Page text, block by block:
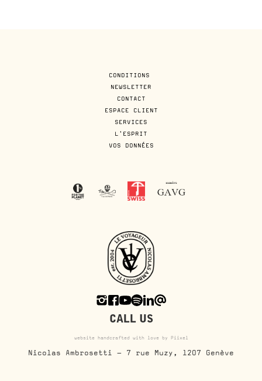
CONDITIONS
NEWSLETTER
CONTACT
ESPACE CLIENT
SERVICES
L'ESPRIT
VOS DONNÉES
CALL US
website handcrafted with love by Piixel
Nicolas Ambrosetti - 7 rue Muzy, 1207 Genève